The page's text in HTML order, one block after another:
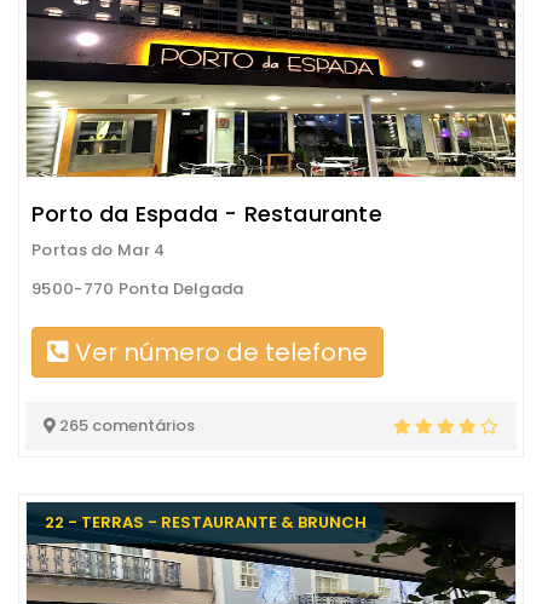
Porto da Espada - Restaurante
Portas do Mar 4
9500-770 Ponta Delgada
Ver número de telefone
265 comentários
22 - TERRAS - RESTAURANTE & BRUNCH